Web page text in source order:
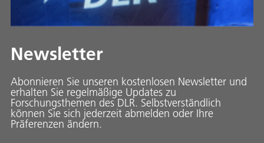
Newsletter
Abonnieren Sie unseren kostenlosen Newsletter und
erhalten Sie regelmäßige Updates zu
Forschungsthemen des DLR. Selbstverständlich
können Sie sich jederzeit abmelden oder Ihre
Präferenzen ändern.